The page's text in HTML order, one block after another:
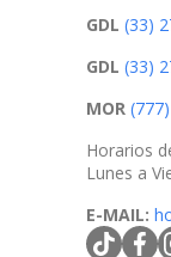
GDL (33)
GDL (33)
MOR
Horarios
Lunes a
E-MAIL: